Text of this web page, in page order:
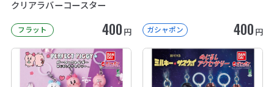
クリアラバーコースター
フラット 400 円 ガシャポン 400 円